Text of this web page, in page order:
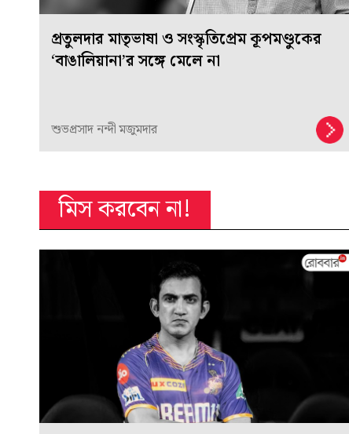
প্রতুলদার মাতৃভাষা ও সংস্কৃতিপ্রেম কূপমণ্ডুকের
‘বাঙালিয়ানা’র সঙ্গে মেলে না
শুভপ্রসাদ নন্দী মজুমদার
মিস করবেন না!